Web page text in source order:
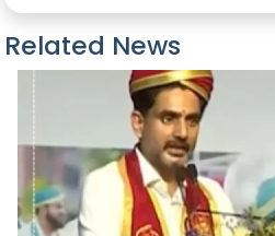
Related News